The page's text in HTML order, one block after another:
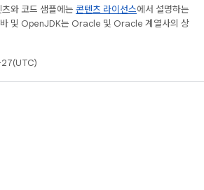
와 코드 샘플에는 콘텐츠 라이선스에서 설명하는
바 및 OpenJDK는 Oracle 및 Oracle 계열사의 상